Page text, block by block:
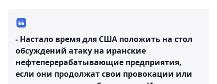
- Настало время для США положить на стол
обсуждений атаку на иранские
нефтеперерабатывающие предприятия,
если они продолжат свои провокации или